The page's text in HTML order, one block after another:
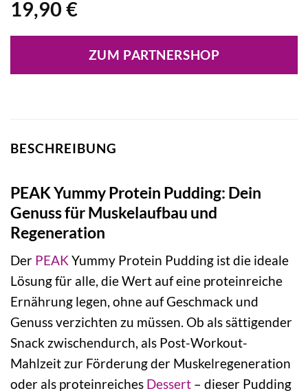
19,90 €
ZUM PARTNERSHOP
BESCHREIBUNG
PEAK Yummy Protein Pudding: Dein
Genuss für Muskelaufbau und
Regeneration
Der PEAK Yummy Protein Pudding ist die ideale
Lösung für alle, die Wert auf eine proteinreiche
Ernährung legen, ohne auf Geschmack und
Genuss verzichten zu müssen. Ob als sättigender
Snack zwischendurch, als Post-Workout-
Mahlzeit zur Förderung der Muskelregeneration
oder als proteinreiches Dessert – dieser Pudding